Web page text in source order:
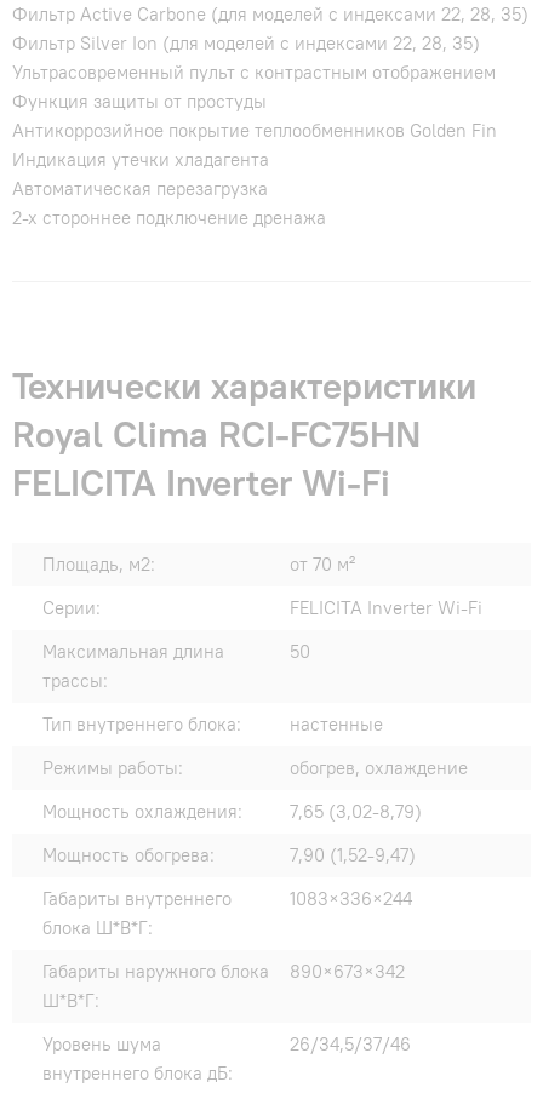
Фильтр Active Carbone (для моделей с индексами 22, 28, 35)
Фильтр Silver Ion (для моделей с индексами 22, 28, 35)
Ультрасовременный пульт с контрастным отображением
Функция защиты от простуды
Антикоррозийное покрытие теплообменников Golden Fin
Индикация утечки хладагента
Автоматическая перезагрузка
2-х стороннее подключение дренажа
Технически характеристики
Royal Clima RCI-FC75HN
FELICITA Inverter Wi-Fi
Площадь, м2:
от 70 м²
Серии:
FELICITA Inverter Wi-Fi
Максимальная длина
трассы:
50
Тип внутреннего блока:
настенные
Режимы работы:
обогрев, охлаждение
Мощность охлаждения:
7,65 (3,02-8,79)
Мощность обогрева:
7,90 (1,52-9,47)
Габариты внутреннего
блока Ш*В*Г:
1083×336×244
Габариты наружного блока
Ш*В*Г:
890×673×342
Уровень шума
внутреннего блока дБ:
26/34,5/37/46